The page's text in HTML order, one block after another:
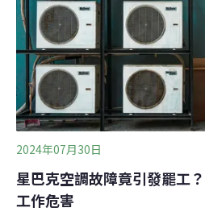
永興海埔地。而現階段已提出申
超過10支，如果放大到整個芳苑
申請案，將近100支。文蛤收成
風機造成的嗎？養殖文蛤幾十
民，莊釧龍說以前一公頃魚塭放
成5萬斤。不過現在放越多、虧
量到120萬顆，但收成也不到1萬
2024年07月30日
星巴克空調故障竟引發罷工
工作危害